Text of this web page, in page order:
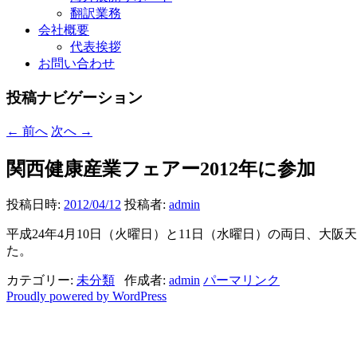
翻訳業務
会社概要
代表挨拶
お問い合わせ
投稿ナビゲーション
← 前へ 次へ →
関西健康産業フェアー2012年に参加
投稿日時: 2012/04/12 投稿者: admin
平成24年4月10日（火曜日）と11日（水曜日）の両日、大
た。
カテゴリー: 未分類 作成者: admin パーマリンク
Proudly powered by WordPress